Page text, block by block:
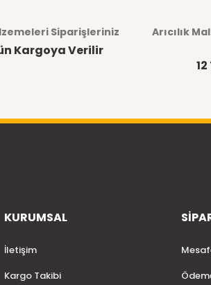
Soru Sor
Yorum Yaz
Siparişleriniz
Kargoya Verilir
Arıcılık
KURUMSAL
İletişim
Kargo Takibi